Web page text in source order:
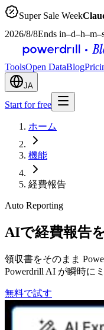
Super Sale Week
2026/8/8Ends in–d–h–m–
ToolsOpen DataBlog
JA
Start for free
ホーム
機能
経費報告
Auto Reporting
AIで経費報告
領収書をそのまま
Powerdrill AI が瞬時に
無料で試す